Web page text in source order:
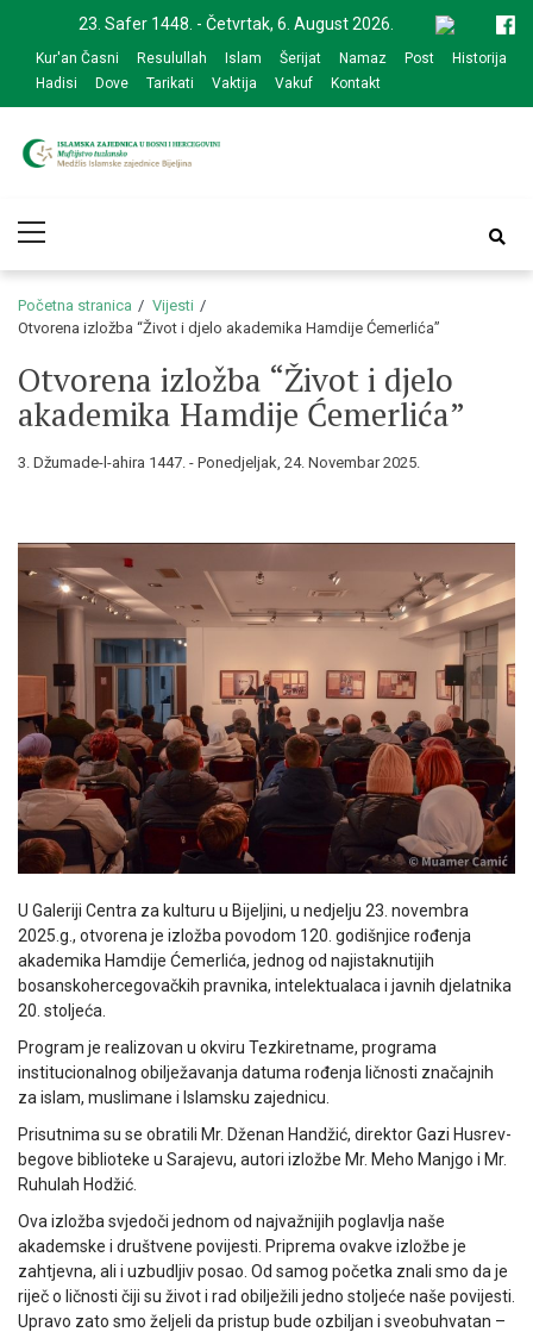
navigation
content
23. Safer 1448. - Četvrtak, 6. August 2026.
Kur'an Časni Resulullah Islam Šerijat Namaz Post
Historija
Hadisi
Dove Tarikati Vaktija Vakuf Kontakt
zajednice Bijeljina
Menu
Početna stranica
Vijesti
Otvorena izložba “Život i djelo akademika Hamdije Ćemerlića”
Otvorena izložba “Život i djelo
akademika Hamdije Ćemerlića”
3. Džumade-l-ahira 1447. - Ponedjeljak, 24. Novembar 2025.
U Galeriji Centra za kulturu u Bijeljini, u nedjelju 23. novembra
2025.g., otvorena je izložba povodom 120. godišnjice rođenja
akademika Hamdije Ćemerlića, jednog od najistaknutijih
bosanskohercegovačkih pravnika, intelektualaca i javnih djelatnika
20. stoljeća.
Program je realizovan u okviru Tezkiretname, programa
institucionalnog obilježavanja datuma rođenja ličnosti značajnih
za islam, muslimane i Islamsku zajednicu.
Prisutnima su se obratili Mr. Dženan Handžić, direktor Gazi Husrev-
begove biblioteke u Sarajevu, autori izložbe Mr. Meho Manjgo i Mr.
Ruhulah Hodžić.
Ova izložba svjedoči jednom od najvažnijih poglavlja naše
akademske i društvene povijesti. Priprema ovakve izložbe je
zahtjevna, ali i uzbudljiv posao. Od samog početka znali smo da je
riječ o ličnosti čiji su život i rad obilježili jedno stoljeće naše povijesti.
Upravo zato smo željeli da pristup bude ozbiljan i sveobuhvatan –